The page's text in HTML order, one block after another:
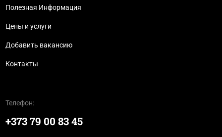
Полезная Информация
Цены и услуги
Добавить вакансию
Контакты
Телефон:
+373 79 00 83 45